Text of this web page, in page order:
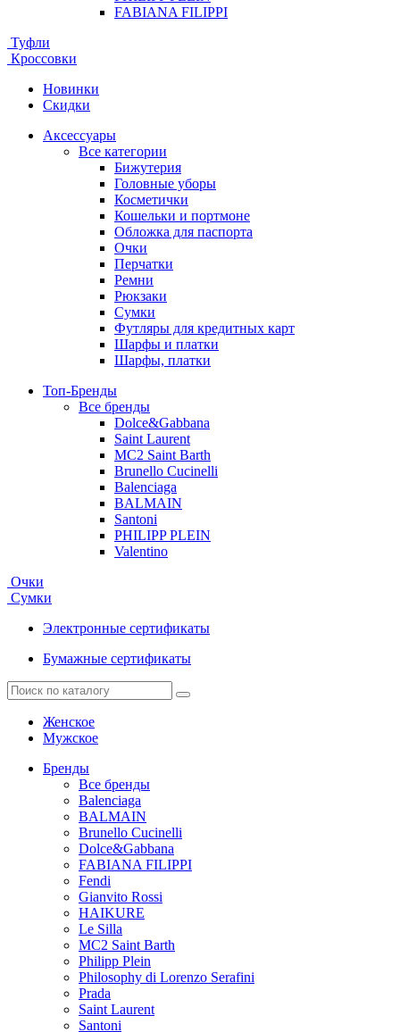
FABIANA FILIPPI
Туфли
Кроссовки
Новинки
Скидки
Аксессуары
Все категории
Бижутерия
Головные уборы
Косметички
Кошельки и портмоне
Обложка для паспорта
Очки
Перчатки
Ремни
Рюкзаки
Сумки
Футляры для кредитных карт
Шарфы и платки
Шарфы, платки
Топ-Бренды
Все бренды
Dolce&Gabbana
Saint Laurent
MC2 Saint Barth
Brunello Cucinelli
Balenciaga
BALMAIN
Santoni
PHILIPP PLEIN
Valentino
Очки
Сумки
Электронные сертификаты
Бумажные сертификаты
Женское
Мужское
Бренды
Все бренды
Balenciaga
BALMAIN
Brunello Cucinelli
Dolce&Gabbana
FABIANA FILIPPI
Fendi
Gianvito Rossi
HAIKURE
Le Silla
MC2 Saint Barth
Philipp Plein
Philosophy di Lorenzo Serafini
Prada
Saint Laurent
Santoni